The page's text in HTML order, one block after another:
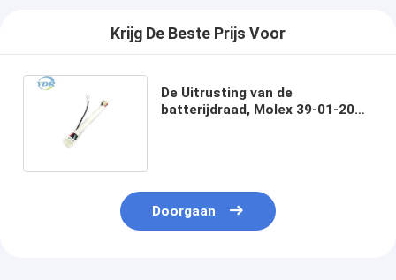
Krijg De Beste Prijs Voor
De Uitrusting van de
batterijdraad, Molex 39-01-2080
Doorgaan